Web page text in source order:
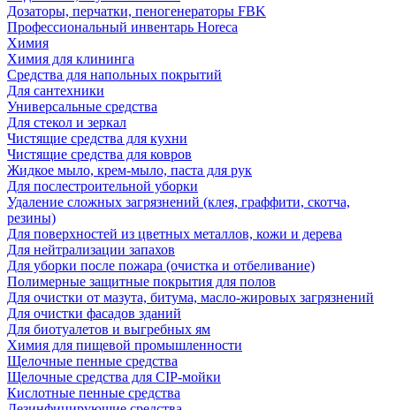
Дозаторы, перчатки, пеногенераторы FBK
Профессиональный инвентарь Horeca
Химия
Химия для клининга
Средства для напольных покрытий
Для сантехники
Универсальные средства
Для стекол и зеркал
Чистящие средства для кухни
Чистящие средства для ковров
Жидкое мыло, крем-мыло, паста для рук
Для послестроительной уборки
Удаление сложных загрязнений (клея, граффити, скотча,
резины)
Для поверхностей из цветных металлов, кожи и дерева
Для нейтрализации запахов
Для уборки после пожара (очистка и отбеливание)
Полимерные защитные покрытия для полов
Для очистки от мазута, битума, масло-жировых загрязнений
Для очистки фасадов зданий
Для биотуалетов и выгребных ям
Химия для пищевой промышленности
Щелочные пенные средства
Щелочные средства для CIP-мойки
Кислотные пенные средства